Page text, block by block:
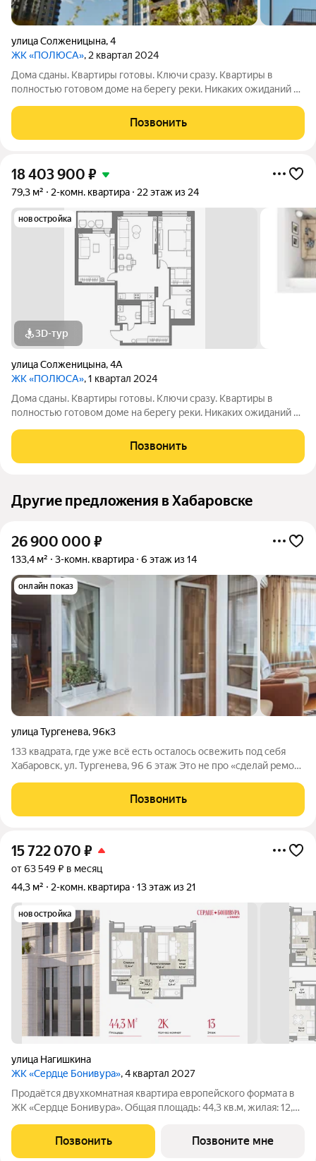
улица Солженицына,4
ЖК «ПОЛЮСА», 2 квартал 2024
Дома сданы. Квартиры готовы. Ключи сразу. Квартиры в
полностью готовом доме на берегу реки. Никаких ожиданий и
А сквозной подъезд выводит прямо на набережную для
утренних пробежек и вечерних
Позвонить
18 403 900 ₽
79,3 м² 2-комн. квартира 22 этаж из 24
новостройка
3D-тур
улица Солженицына,4А
ЖК «ПОЛЮСА», 1 квартал 2024
Дома сданы. Квартиры готовы. Ключи сразу. Квартиры в
полностью готовом доме на берегу реки. Никаких ожиданий и
А сквозной подъезд выводит прямо на набережную для
утренних пробежек и вечерних
Позвонить
Другие предложения в Хабаровске
26 900 000 ₽
133,4 м² 3-комн. квартира 6 этаж из 14
онлайн показ
улица Тургенева,96к3
133 квадрата, где уже всё есть осталось освежить под себя
Хабаровск, ул. Тургенева, 96 6 этаж Это не про «сделай ремонт
база: продуманная планировка, качественный ремонт, техника,
кондиционеры
Позвонить
15 722 070 ₽
от 63 549 ₽ в месяц
44,3 м²
2-комн. квартира 13 этаж из 21
новостройка
улица Нагишкина
ЖК «Сердце Бонивура», 4 квартал 2027
Продаётся двухкомнатная квартира европейского формата в
ЖК «Сердце Бонивура». Общая площадь: 44,3 кв.м, жилая: 12,4
12,6 кв.м, кухню-нишу 6,1 кв.м, прихожую 5,5 кв.м и
гардеробную 2,3 кв.м.
Позвонить Позвоните мне